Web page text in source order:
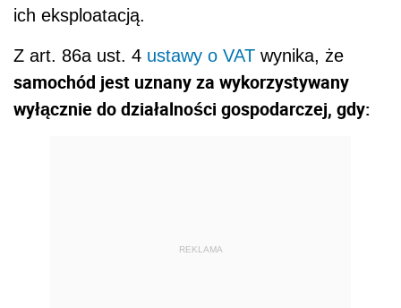
ich eksploatacją.
Z art. 86a ust. 4 ustawy o VAT wynika, że
samochód jest uznany za wykorzystywany
wyłącznie do działalności gospodarczej, gdy:
REKLAMA